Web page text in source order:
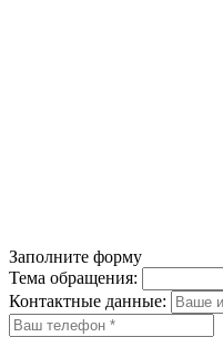
Заполните форму
Тема обращения:
Контактные данные: